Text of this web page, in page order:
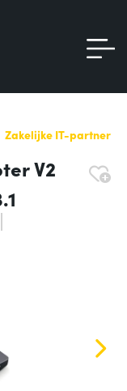
Zakelijke IT-partner
V2